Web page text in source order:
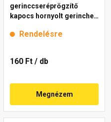
gerinccseréprögzítő
kapocs hornyolt gerinchez
Rendelésre
160 Ft / db
Megnézem